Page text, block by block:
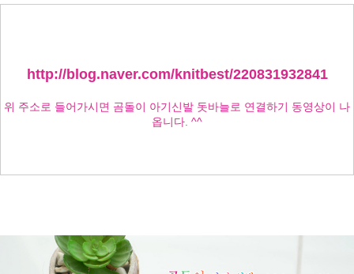
http://blog.naver.com/knitbest/220831932841
위 주소로 들어가시면 곰돌이 아기신발 돗바늘로 연결하기 동영상이 나
옵니다. ^^